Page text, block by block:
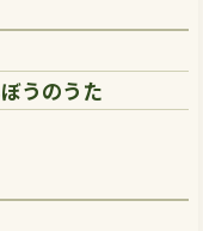
うのうた